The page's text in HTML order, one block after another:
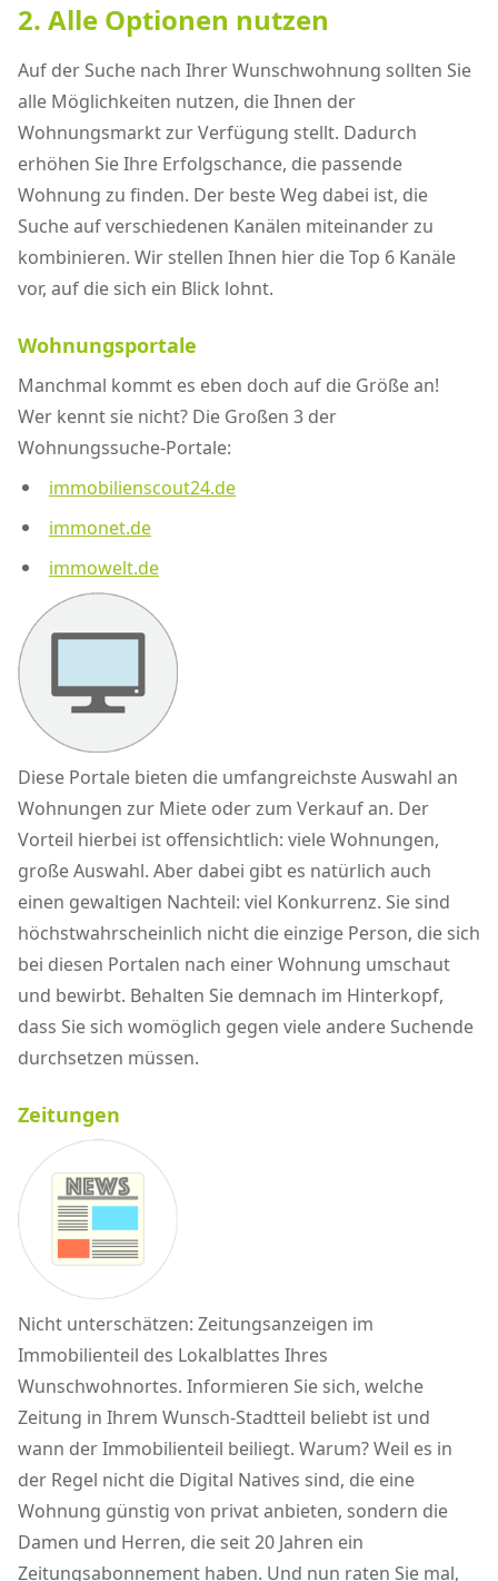
2. Alle Optionen nutzen
Auf der Suche nach Ihrer Wunschwohnung sollten Sie
alle Möglichkeiten nutzen, die Ihnen der
Wohnungsmarkt zur Verfügung stellt. Dadurch
erhöhen Sie Ihre Erfolgschance, die passende
Wohnung zu finden. Der beste Weg dabei ist, die
Suche auf verschiedenen Kanälen miteinander zu
kombinieren. Wir stellen Ihnen hier die Top 6 Kanäle
vor, auf die sich ein Blick lohnt.
Wohnungsportale
Manchmal kommt es eben doch auf die Größe an!
Wer kennt sie nicht? Die Großen 3 der
Wohnungssuche-Portale:
immobilienscout24.de
immonet.de
immowelt.de
Diese Portale bieten die umfangreichste Auswahl an
Wohnungen zur Miete oder zum Verkauf an. Der
Vorteil hierbei ist offensichtlich: viele Wohnungen,
große Auswahl. Aber dabei gibt es natürlich auch
einen gewaltigen Nachteil: viel Konkurrenz. Sie sind
höchstwahrscheinlich nicht die einzige Person, die sich
bei diesen Portalen nach einer Wohnung umschaut
und bewirbt. Behalten Sie demnach im Hinterkopf,
dass Sie sich womöglich gegen viele andere Suchende
durchsetzen müssen.
Zeitungen
Nicht unterschätzen: Zeitungsanzeigen im
Immobilienteil des Lokalblattes Ihres
Wunschwohnortes. Informieren Sie sich, welche
Zeitung in Ihrem Wunsch-Stadtteil beliebt ist und
wann der Immobilienteil beiliegt. Warum? Weil es in
der Regel nicht die Digital Natives sind, die eine
Wohnung günstig von privat anbieten, sondern die
Damen und Herren, die seit 20 Jahren ein
Zeitungsabonnement haben. Und nun raten Sie mal,